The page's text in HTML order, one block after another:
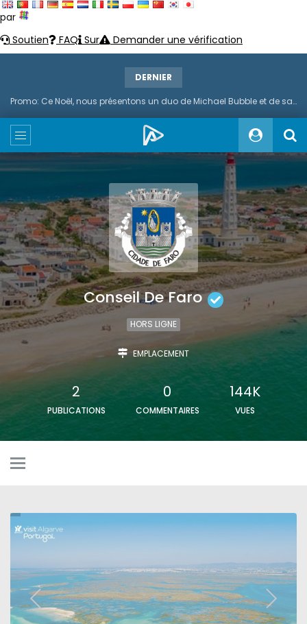
par
Soutien
FAQ Sur Demander une vérification
DERNIER
Promo: Ce Noël, nous présentons un duo de Michael Bubble et de saxophone
Conseil De Faro
HORS LIGNE
EMPLACEMENT
2
PUBLICATIONS
0
COMMENTAIRES
144K
VUES